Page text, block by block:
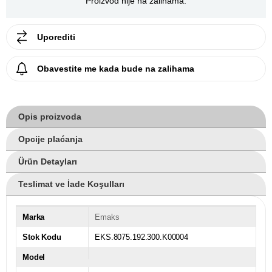
Uporediti
Obavestite me kada bude na zalihama
Opis proizvoda
Opcije plaćanja
Ürün Detayları
Teslimat ve İade Koşulları
Marka Emaks
Stok Kodu EKS.8075.192.300.K00004
Model